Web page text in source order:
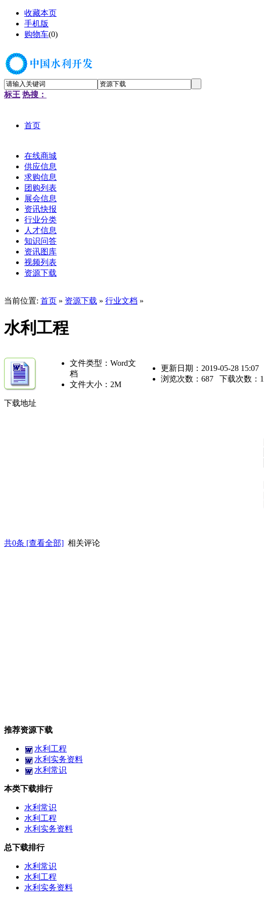
收藏本页
手机版
购物车(0)
标王 热搜：
首页
在线商城
供应信息
求购信息
团购列表
展会信息
资讯快报
行业分类
人才信息
知识问答
资讯图库
视频列表
资源下载
当前位置: 首页 » 资源下载 » 行业文档 »
水利工程
文件类型：Word文
档
文件大小：2M
更新日期：2019-05-28 15:07
浏览次数： 687 下载次数： 1
下载地址
共0条 [查看全部] 相关评论
推荐资源下载
水利工程
水利实务资料
水利常识
本类下载排行
水利常识
水利工程
水利实务资料
总下载排行
水利常识
水利工程
水利实务资料